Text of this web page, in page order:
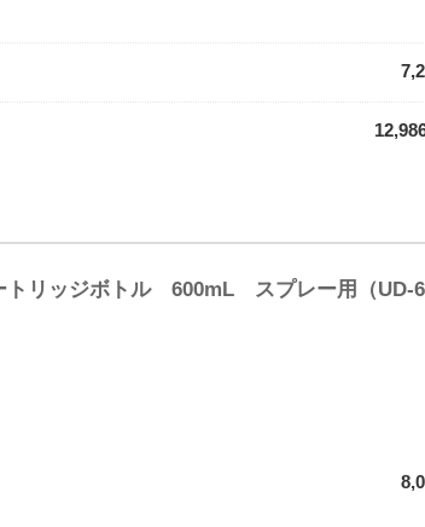
リッジボトル 600mL スプレー用（UD-